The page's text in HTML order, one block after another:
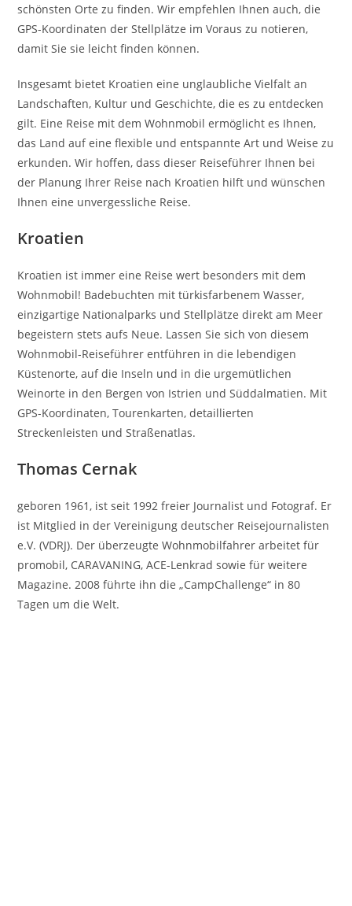
schönsten Orte zu finden. Wir empfehlen Ihnen auch, die
GPS-Koordinaten der Stellplätze im Voraus zu notieren,
damit Sie sie leicht finden können.
Insgesamt bietet Kroatien eine unglaubliche Vielfalt an
Landschaften, Kultur und Geschichte, die es zu entdecken
gilt. Eine Reise mit dem Wohnmobil ermöglicht es Ihnen,
das Land auf eine flexible und entspannte Art und Weise zu
erkunden. Wir hoffen, dass dieser Reiseführer Ihnen bei
der Planung Ihrer Reise nach Kroatien hilft und wünschen
Ihnen eine unvergessliche Reise.
Kroatien
Kroatien ist immer eine Reise wert besonders mit dem
Wohnmobil! Badebuchten mit türkisfarbenem Wasser,
einzigartige Nationalparks und Stellplätze direkt am Meer
begeistern stets aufs Neue. Lassen Sie sich von diesem
Wohnmobil-Reiseführer entführen in die lebendigen
Küstenorte, auf die Inseln und in die urgemütlichen
Weinorte in den Bergen von Istrien und Süddalmatien. Mit
GPS-Koordinaten, Tourenkarten, detaillierten
Streckenleisten und Straßenatlas.
Thomas Cernak
geboren 1961, ist seit 1992 freier Journalist und Fotograf. Er
ist Mitglied in der Vereinigung deutscher Reisejournalisten
e.V. (VDRJ). Der überzeugte Wohnmobilfahrer arbeitet für
promobil, CARAVANING, ACE-Lenkrad sowie für weitere
Magazine. 2008 führte ihn die „CampChallenge“ in 80
Tagen um die Welt.